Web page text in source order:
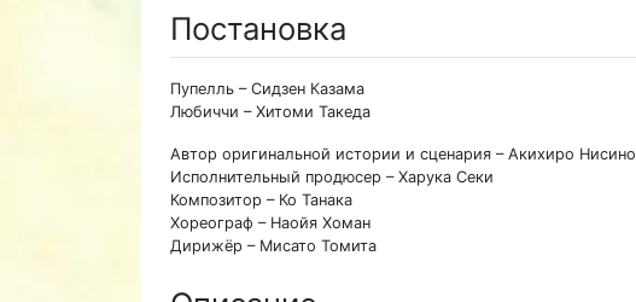
Постановка
Пупелль – Сидзен Казама
Любиччи – Хитоми Такеда
Автор оригинальной истории и сценария – Акихиро Нисино
Исполнительный продюсер – Харука Секи
Композитор – Ко Танака
Хореограф – Наойя Хоман
Дирижёр – Мисато Томита